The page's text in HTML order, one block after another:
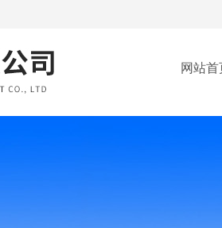
网站首